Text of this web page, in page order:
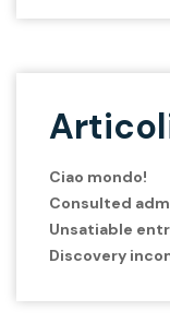
Ciao mondo!
Consulted
Unsatiable
Discovery